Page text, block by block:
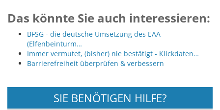
Das könnte Sie auch interessieren:
BFSG - die deutsche Umsetzung des EAA
(Elfenbeinturm…
Immer vermutet, (bisher) nie bestätigt - Klickdaten…
Barrierefreiheit überprüfen & verbessern
SIE BENÖTIGEN HILFE?